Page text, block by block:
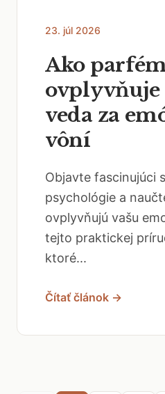
23. júl 2026
Ako
ovplyvňuje
veda za
vôní
Objavte fascinujúci
psychológie a
ovplyvňujú vašu
tejto praktickej
ktoré...
Čítať článok →